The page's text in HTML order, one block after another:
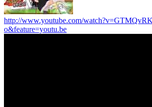
http://www.youtube.com/
o&feature=youtu.be